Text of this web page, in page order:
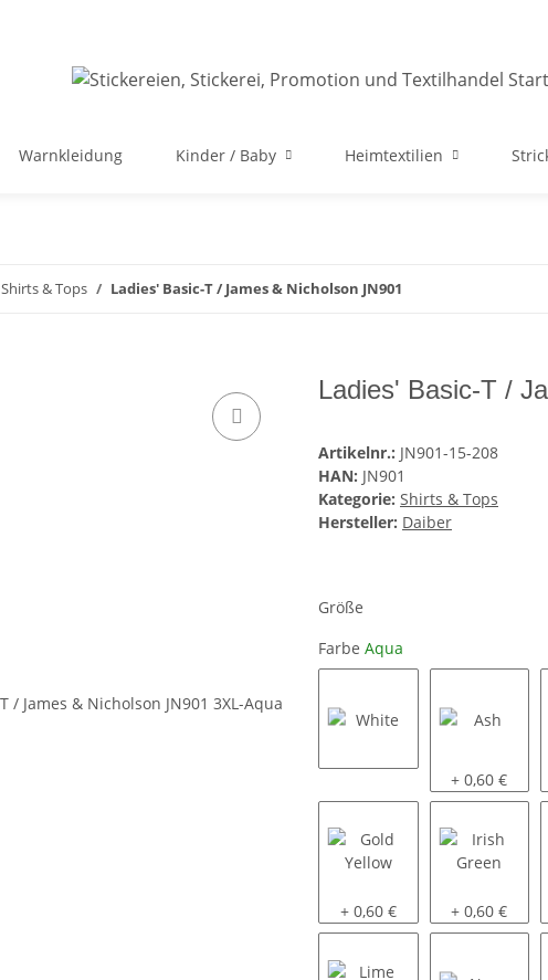
Warnkleidung Kinder / Baby Heimtextilien
Shirts & Tops Ladies' Basic-T / James & Nicholson JN901
Ladies' Basic-T /
Artikelnr.: JN901-15-208
HAN: JN901
Kategorie: Shirts & Tops
Hersteller: Daiber
Größe
Farbe Aqua
Ash
+ 0,60 €
Gold Yellow
+ 0,60 € Irish Green
+ 0,60 €